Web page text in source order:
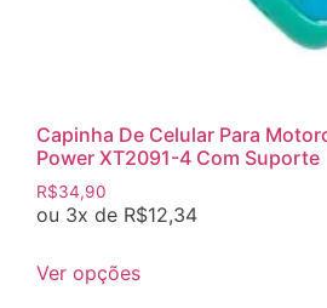
Capinha De Celular Para
Power XT2091-4 Com Suporte
R$34,90
ou 3x de R$12,34
Ver opções